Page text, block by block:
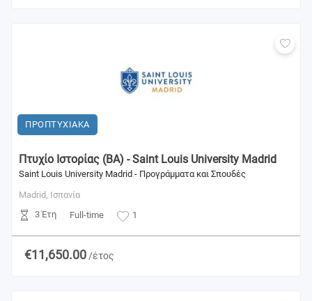
ΠΡΟΠΤΥΧΙΑΚΑ
Πτυχίο Ιστορίας (BA) - Saint Louis University Madrid
Saint Louis University Madrid - Προγράμματα και Σπουδές
Madrid, Ισπανία
3 Έτη
Full-time 1
€11,650.00 /έτος